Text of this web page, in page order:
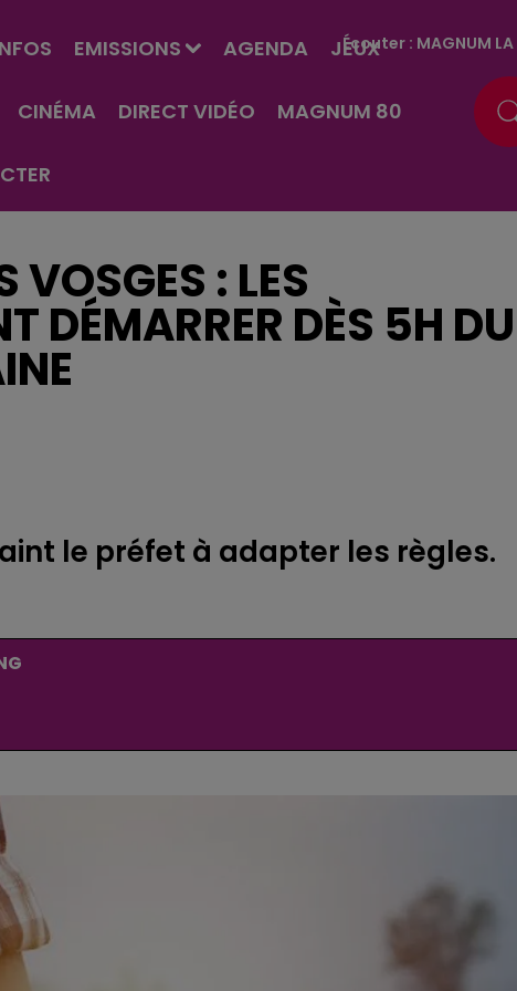
EMISSIONS AGENDA JEUX
CINÉMA DIRECT VIDÉO MAGNUM 80
Écouter : MAGNUM
VOSGES : LES
DÉMARRER DÈS 5H DU
le préfet à adapter les règles.